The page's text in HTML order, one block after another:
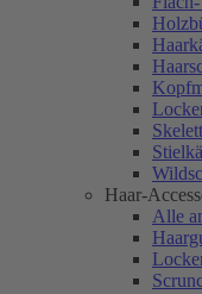
Haar-
Alle